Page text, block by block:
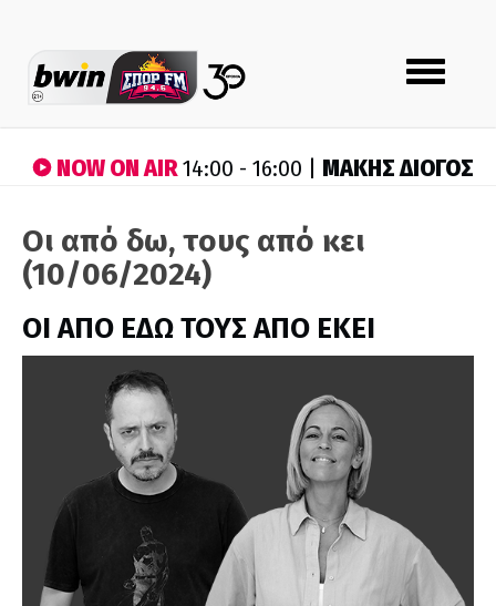
Toggle
navigation
NOW ON AIR14:00 - 16:00 | ΜΑΚΗΣ ΔΙΟΓΟΣ
Οι από δω, τους από κει
(10/06/2024)
ΟΙ ΑΠΟ ΕΔΩ ΤΟΥΣ ΑΠΟ ΕΚΕΙ